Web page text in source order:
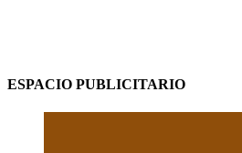
ESPACIO PUBLICITARIO